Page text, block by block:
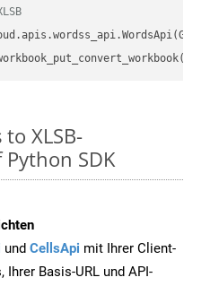
XLSB-
SDK
und CellsApi mit Ihrer Client-
Ihrer Basis-URL und API-